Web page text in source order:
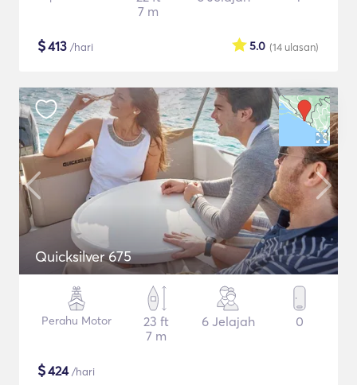
7 m
$413 /hari (14 ulasan)
5.0
Quicksilver 675
Perahu Motor
23 ft
7 m
6 Jelajah 0
$424/hari